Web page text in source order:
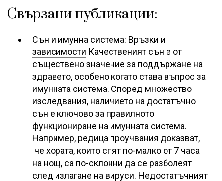
Свързани публикации:
Сън и имунна система: Връзки и
зависимости Качественият сън е от
съществено значение за поддържане на
здравето, особено когато става въпрос за
имунната система. Според множество
изследвания, наличието на достатъчно
сън е ключово за правилното
функциониране на имунната система.
Например, редица проучвания доказват,
че хората, които спят по-малко от 7 часа
на нощ, са по-склонни да се разболеят
след излагане на вируси. Недостатъчният